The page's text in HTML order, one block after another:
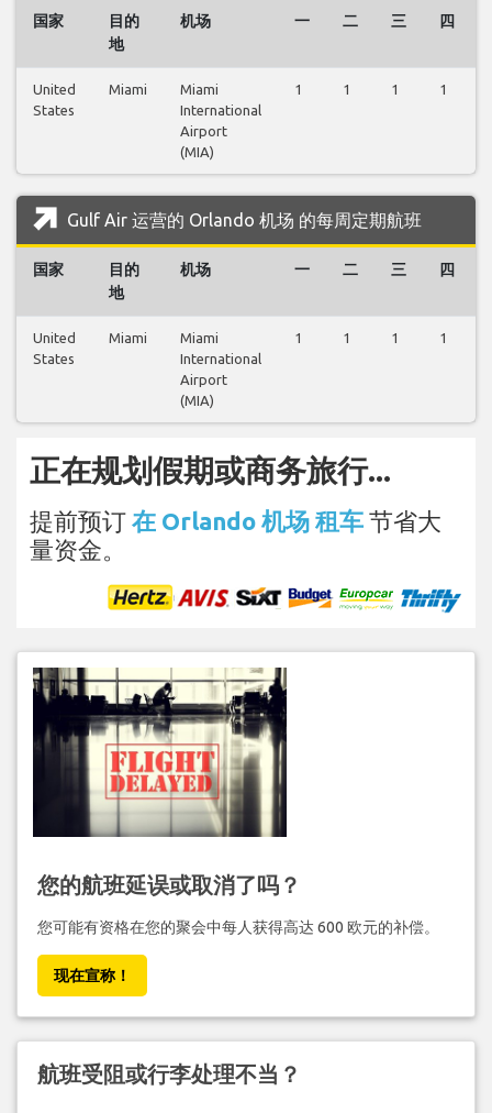
国家
目的
地
机场 一 二 三 四
United
States
Miami
Miami
International
Airport
(MIA)
1 1 1 1
Gulf Air 运营的 Orlando 机场 的每周定期航班
国家
目的
地
机场 一 二 三 四
United
States
Miami
Miami
International
Airport
(MIA)
1 1 1 1
正在规划假期或商务旅行...
提前预订 在 Orlando 机场 租车 节省大
量资金。
您的航班延误或取消了吗？
您可能有资格在您的聚会中每人获得高达 600 欧元的补偿。
现在宣称！
航班受阻或行李处理不当？